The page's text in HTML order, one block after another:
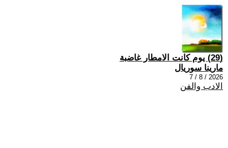
(29) يوم كانت الامطار غاضبة
مارينا سوريال
2026 / 8 / 7
الادب والفن